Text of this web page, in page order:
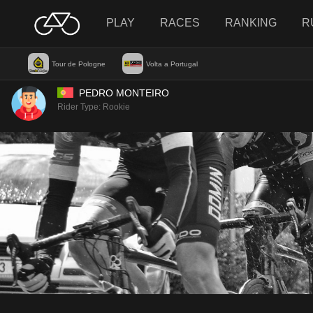
PLAY RACES RANKING
Tour de Pologne Volta a Portugal
PEDRO MONTEIRO
Rider Type: Rookie